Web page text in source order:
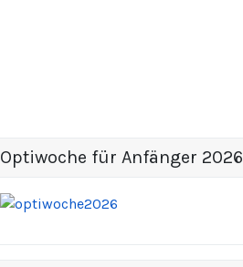
Optiwoche für Anfänger 2026